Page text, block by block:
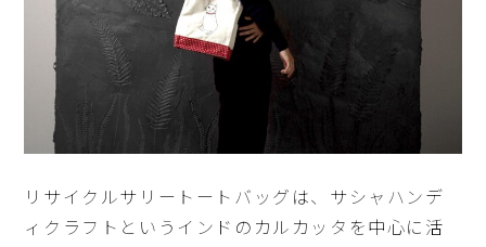
リサイクルサリートートバッグは、サシャハンデ
ィクラフトというインドのカルカッタを中心に活